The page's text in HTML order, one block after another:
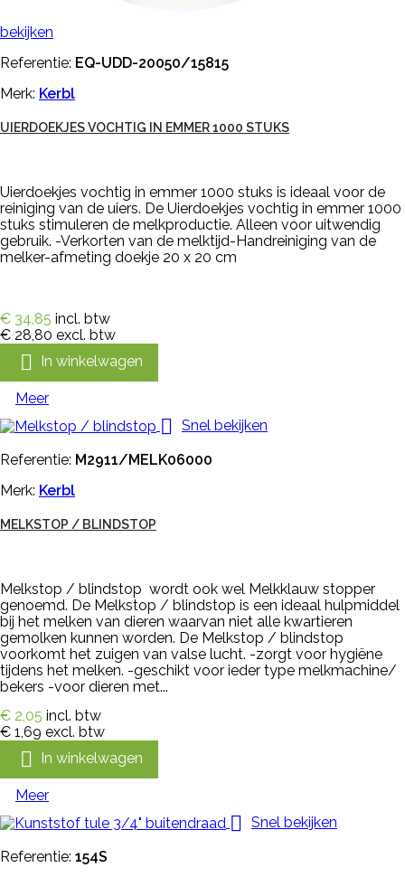
bekijken
Referentie: EQ-UDD-20050/15815
Merk: Kerbl
UIERDOEKJES VOCHTIG IN EMMER 1000 STUKS
Uierdoekjes vochtig in emmer 1000 stuks is ideaal voor de
reiniging van de uiers. De Uierdoekjes vochtig in emmer 1000
stuks stimuleren de melkproductie. Alleen voor uitwendig
gebruik. -Verkorten van de melktijd-Handreiniging van de
melker-afmeting doekje 20 x 20 cm
€ 34,85 incl. btw
€ 28,80 excl. btw
 In winkelwagen
Meer
 Snel bekijken
Referentie: M2911/MELK06000
Merk: Kerbl
MELKSTOP / BLINDSTOP
Melkstop / blindstop wordt ook wel Melkklauw stopper
genoemd. De Melkstop / blindstop is een ideaal hulpmiddel
bij het melken van dieren waarvan niet alle kwartieren
gemolken kunnen worden. De Melkstop / blindstop
voorkomt het zuigen van valse lucht. -zorgt voor hygiëne
tijdens het melken. -geschikt voor ieder type melkmachine/
bekers -voor dieren met...
€ 2,05 incl. btw
€ 1,69 excl. btw
 In winkelwagen
Meer
 Snel bekijken
Referentie: 154S